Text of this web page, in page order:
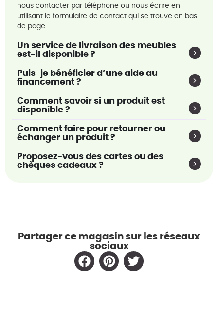
nous contacter par téléphone ou nous écrire en
utilisant le formulaire de contact qui se trouve en bas
de page.
Un service de livraison des meubles
est-il disponible ?
Puis-je bénéficier d’une aide au
financement ?
Comment savoir si un produit est
disponible ?
Comment faire pour retourner ou
échanger un produit ?
Proposez-vous des cartes ou des
chèques cadeaux ?
Partager ce magasin sur les réseaux
sociaux